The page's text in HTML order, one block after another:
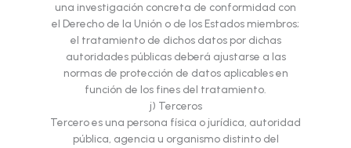
una investigación concreta de conformidad con
el Derecho de la Unión o de los Estados miembros;
el tratamiento de dichos datos por dichas
autoridades públicas deberá ajustarse a las
normas de protección de datos aplicables en
función de los fines del tratamiento.
j) Terceros
Tercero es una persona física o jurídica, autoridad
pública, agencia u organismo distinto del